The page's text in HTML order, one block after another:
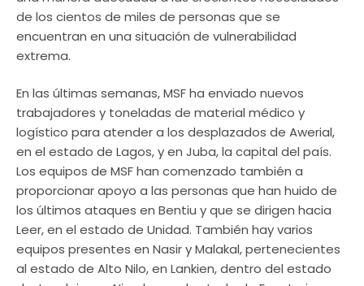
de los cientos de miles de personas que se
encuentran en una situación de vulnerabilidad
extrema.
En las últimas semanas, MSF ha enviado nuevos
trabajadores y toneladas de material médico y
logístico para atender a los desplazados de Awerial,
en el estado de Lagos, y en Juba, la capital del país.
Los equipos de MSF han comenzado también a
proporcionar apoyo a las personas que han huido de
los últimos ataques en Bentiu y que se dirigen hacia
Leer, en el estado de Unidad. También hay varios
equipos presentes en Nasir y Malakal, pertenecientes
al estado de Alto Nilo, en Lankien, dentro del estado